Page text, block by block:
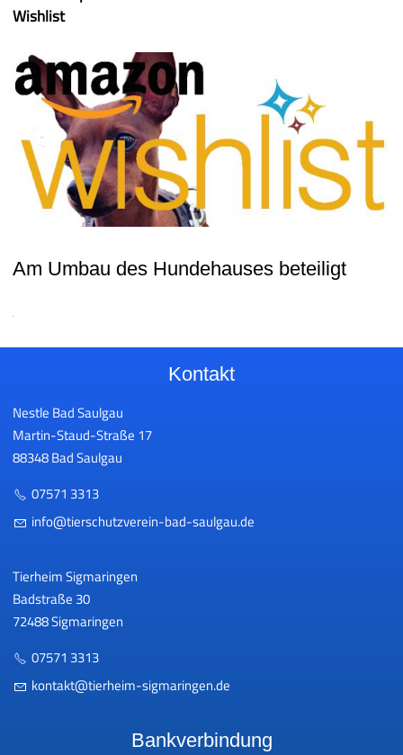
Wishlist
Am Umbau des Hundehauses beteiligt
Kontakt
Nestle Bad Saulgau
Martin-Staud-Straße 17
88348 Bad Saulgau
07571 3313
nf
t rsch tzv r n-b d-s lg d
Tierheim Sigmaringen
Badstraße 30
72488 Sigmaringen
07571 3313
k nt kt t rh m-sgm rng nd
Bankverbindung